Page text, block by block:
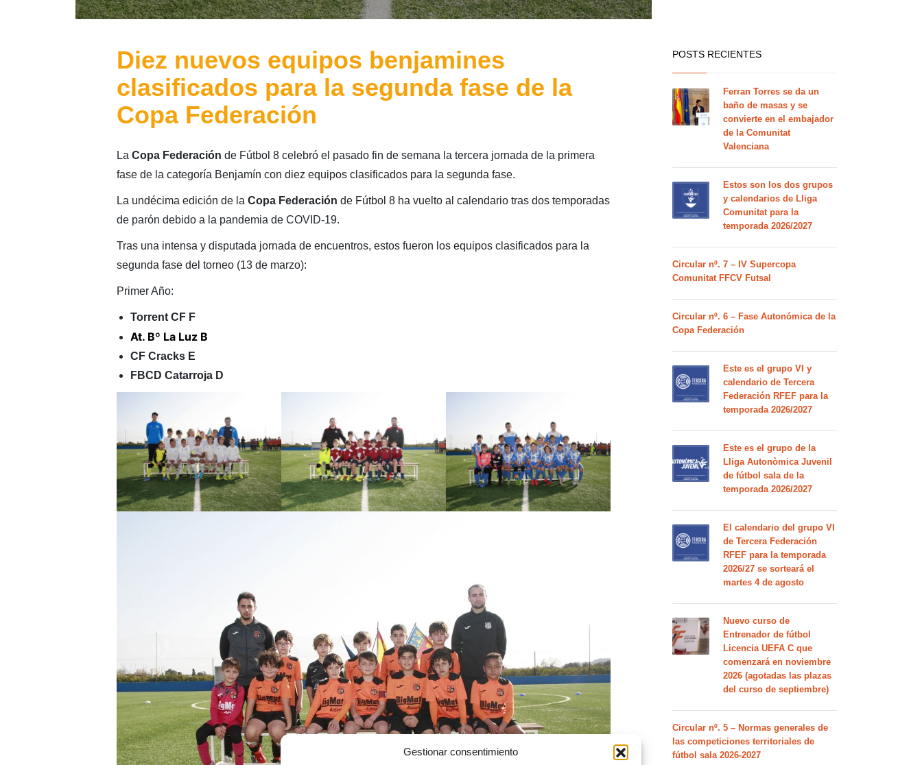
Gestionar consentimiento
Diez nuevos equipos benjamines
clasificados para la segunda fase de la
Copa Federación
La Copa Federación de Fútbol 8 celebró el pasado fin de semana la tercera jornada de la primera
fase de la categoría Benjamín con diez equipos clasificados para la segunda fase.
La undécima edición de la Copa Federación de Fútbol 8 ha vuelto al calendario tras dos temporadas
de parón debido a la pandemia de COVID-19.
Tras una intensa y disputada jornada de encuentros, estos fueron los equipos clasificados para la
segunda fase del torneo (13 de marzo):
Primer Año:
Torrent CF F
At. Bº La Luz B
CF Cracks E
FBCD Catarroja D
POSTS RECIENTES
Ferran Torres se da un
baño de masas y se
convierte en el embajador
de la Comunitat
Valenciana
Estos son los dos grupos
y calendarios de Lliga
Comunitat para la
temporada 2026/2027
Circular nº. 7 – IV Supercopa
Comunitat FFCV Futsal
Circular nº. 6 – Fase Autonómica de la
Copa Federación
Este es el grupo VI y
calendario de Tercera
Federación RFEF para la
temporada 2026/2027
Este es el grupo de la
Lliga Autonòmica Juvenil
de fútbol sala de la
temporada 2026/2027
El calendario del grupo VI
de Tercera Federación
RFEF para la temporada
2026/27 se sorteará el
martes 4 de agosto
Nuevo curso de
Entrenador de fútbol
Licencia UEFA C que
comenzará en noviembre
2026 (agotadas las plazas
del curso de septiembre)
Circular nº. 5 – Normas generales de
las competiciones territoriales de
fútbol sala 2026-2027